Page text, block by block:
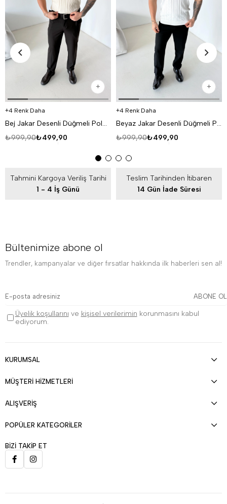
4 Renk Daha
Bej Jakar Desenli Düğmeli Polo Triko Tk
₺499,90
₺999,90
4 Renk Daha
Beyaz Jakar Desenli Düğmeli Polo Triko Tk
₺499,90
₺999,90
Tahmini Kargoya Veriliş Tarihi
1 - 4 İş Günü
Teslim Tarihinden İtibaren
14 Gün İade Süresi
Bültenimize abone ol
Trendler, kampanyalar ve diğer fırsatlar hakkında ilk haberleri sen al!
ABONE OL
Üyelik koşullarını ve kişisel verilerimin korunmasını kabul
ediyorum.
KURUMSAL
MÜŞTERİ HİZMETLERİ
ALIŞVERİŞ
POPÜLER KATEGORİLER
BİZİ TAKİP ET